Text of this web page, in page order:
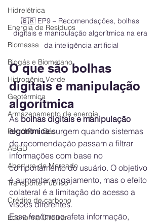
Hidrelétrica
Energia de Resíduos
Biomassa
Biogás e Biometano
Hidrogênio Verde
Geotérmica
Armazenamento de energia
Petróleo e Gás
ABGD
Abertura de Mercado
Transporte Público
Crédito de carbono
Economia Circular
🇧🇷 EP9 – Recomendações, bolhas
digitais e manipulação algorítmica na era
da inteligência artificial
O que são bolhas
digitais e manipulação
algorítmica
As bolhas digitais e manipulação
algorítmica surgem quando sistemas
de recomendação passam a filtrar
informações com base no
comportamento do usuário. O objetivo
é aumentar engajamento, mas o efeito
colateral é a limitação do acesso a
visões diferentes.
Esse fenômeno afeta informação,